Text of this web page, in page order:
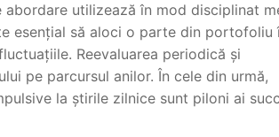
utilizează în mod disciplinat
esențial să aloci o parte din portofoliu
Reevaluarea periodică și
pe parcursul anilor. În cele din urmă,
la știrile zilnice sunt piloni ai